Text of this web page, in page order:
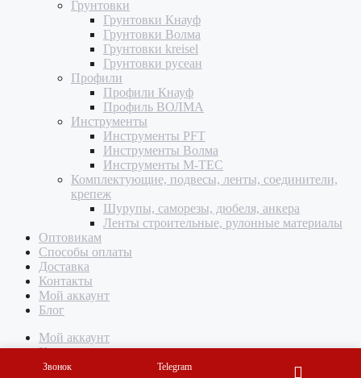
Звонок Telegram
Грунтовки
Грунтовки Кнауф
Грунтовки Волма
Грунтовки kreisel
Грунтовки русеан
Профили
Профили Кнауф
Профиль ВОЛМА
Инструменты
Инструменты PFT
Инструменты Волма
Инструменты M-TEC
Комплектующие, подвесы, ленты, соединители,
крепеж
Шурупы, саморезы, дюбеля, анкера
Ленты строительные, рулонные материалы
Оптовикам
Способы оплаты
Доставка
Контакты
Мой аккаунт
Блог
Мой аккаунт
Корзина